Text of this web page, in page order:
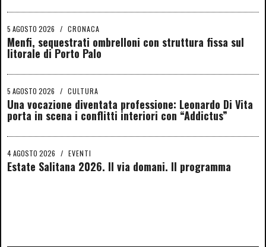
5 AGOSTO 2026 / CRONACA
Menfi, sequestrati ombrelloni con struttura fissa sul
litorale di Porto Palo
5 AGOSTO 2026 / CULTURA
Una vocazione diventata professione: Leonardo Di Vita
porta in scena i conflitti interiori con “Addictus”
4 AGOSTO 2026 / EVENTI
Estate Salitana 2026. Il via domani. Il programma